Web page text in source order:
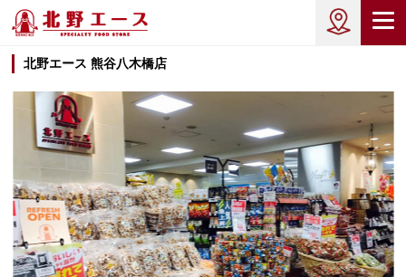
北野エース 熊谷八木橋店